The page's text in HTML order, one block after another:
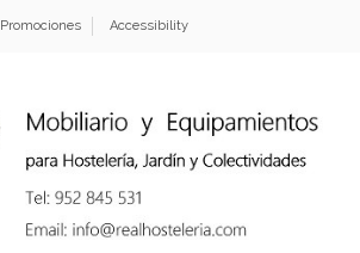
Promociones Accessibility